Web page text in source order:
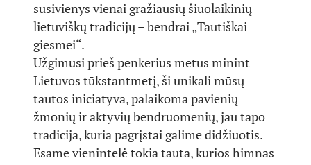
susivienys vienai gražiausių šiuolaikinių
lietuviškų tradicijų – bendrai „Tautiškai
giesmei“.
Užgimusi prieš penkerius metus minint
Lietuvos tūkstantmetį, ši unikali mūsų
tautos iniciatyva, palaikoma pavienių
žmonių ir aktyvių bendruomenių, jau tapo
tradicija, kuria pagrįstai galime didžiuotis.
Esame vienintelė tokia tauta, kurios himnas